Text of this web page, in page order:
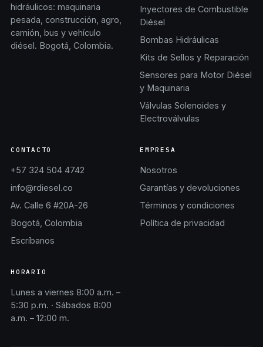
hidráulicos: maquinaria
pesada, construcción, agro,
camión, bus y vehículo
diésel. Bogotá, Colombia.
Inyectores de Combustible
Diésel
Bombas Hidráulicas
Kits de Sellos y Reparación
Sensores para Motor Diésel
y Maquinaria
Válvulas Solenoides y
Electroválvulas
CONTACTO
+57 324 504 4742
info@rdiesel.co
Av. Calle 6 #20A-26
Bogotá, Colombia
Escríbanos
EMPRESA
Nosotros
Garantías y devoluciones
Términos y condiciones
Política de privacidad
HORARIO
Lunes a viernes 8:00 a.m. –
5:30 p.m. · Sábados 8:00
a.m. – 12:00 m.